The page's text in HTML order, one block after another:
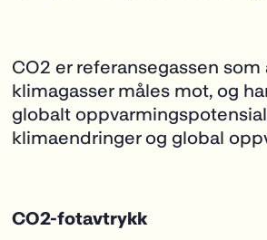
CO2 er referansegassen som
klimagasser måles mot, og
globalt oppvarmingspotensial
klimaendringerog global
CO2-fotavtrykk